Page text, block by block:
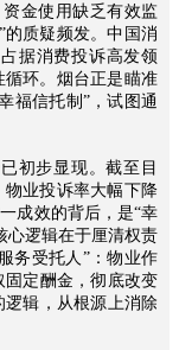
金使用缺乏有效监
质疑频发。中国消
据消费投诉高发领
环。烟台正是瞄准
福信托制”，试图通
初步显现。截至目
物业投诉率大幅下降
成效的背后，是“幸
心逻辑在于厘清权责
务受托人”：物业作
固定酬金，彻底改变
辑，从根源上消除